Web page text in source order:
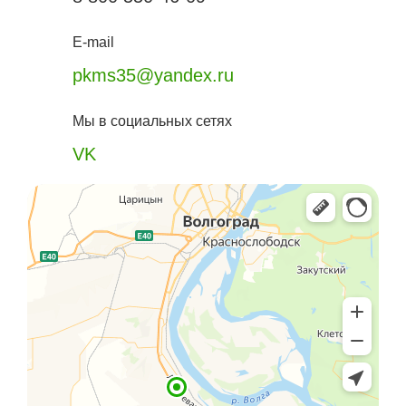
E-mail
pkms35@yandex.ru
Мы в социальных сетях
VK